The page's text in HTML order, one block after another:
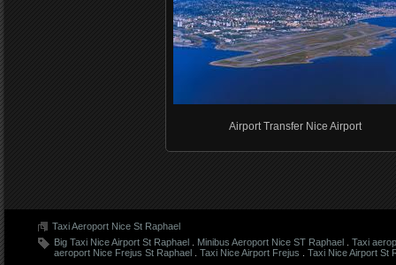
Airport Transfer Nice Airport
Taxi Aeroport Nice St Raphael
Big Taxi Nice Airport St Raphael
Minibus Aeroport Nice ST Raphael
Taxi
aeroport Nice Frejus St Raphael
Taxi Nice Airport Frejus Taxi Nice Airport St